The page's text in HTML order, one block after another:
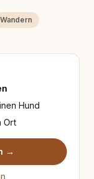
Wandern
Hund
Ort
→